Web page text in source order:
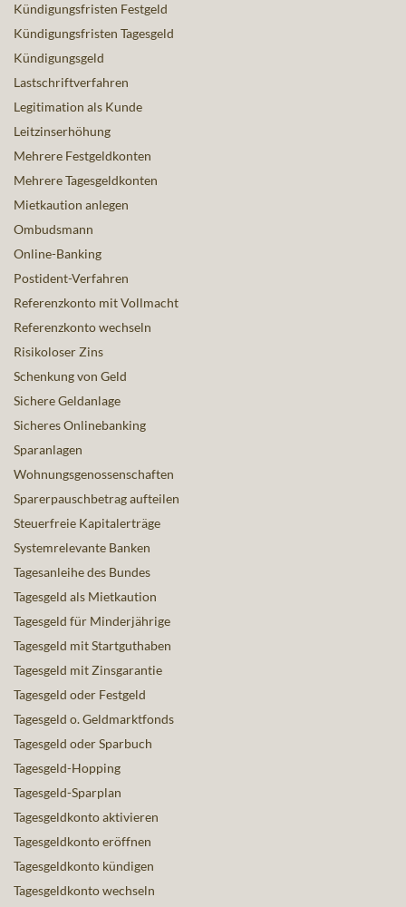
Kündigungsfristen Festgeld
Kündigungsfristen Tagesgeld
Kündigungsgeld
Lastschriftverfahren
Legitimation als Kunde
Leitzinserhöhung
Mehrere Festgeldkonten
Mehrere Tagesgeldkonten
Mietkaution anlegen
Ombudsmann
Online-Banking
Postident-Verfahren
Referenzkonto mit Vollmacht
Referenzkonto wechseln
Risikoloser Zins
Schenkung von Geld
Sichere Geldanlage
Sicheres Onlinebanking
Sparanlagen
Wohnungsgenossenschaften
Sparerpauschbetrag aufteilen
Steuerfreie Kapitalerträge
Systemrelevante Banken
Tagesanleihe des Bundes
Tagesgeld als Mietkaution
Tagesgeld für Minderjährige
Tagesgeld mit Startguthaben
Tagesgeld mit Zinsgarantie
Tagesgeld oder Festgeld
Tagesgeld o. Geldmarktfonds
Tagesgeld oder Sparbuch
Tagesgeld-Hopping
Tagesgeld-Sparplan
Tagesgeldkonto aktivieren
Tagesgeldkonto eröffnen
Tagesgeldkonto kündigen
Tagesgeldkonto wechseln